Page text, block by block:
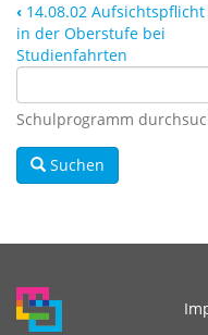
‹ 14.08.02 Aufsichtspflicht
in der Oberstufe bei
Studienfahrten
Schulprogramm
Suchen